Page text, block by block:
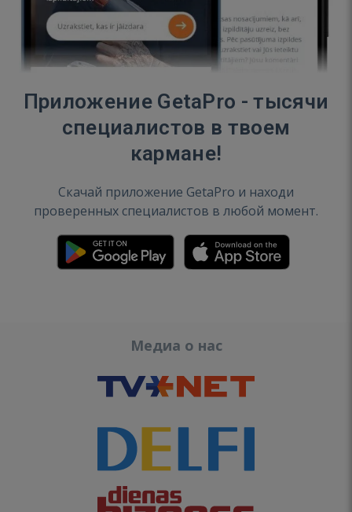
Приложение GetaPro - тысячи
специалистов в твоем
кармане!
Скачай приложение GetaPro и находи
проверенных специалистов в любой момент.
Медиа о нас